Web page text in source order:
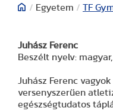
/ Egyetem / TF
Juhász Ferenc
Beszélt nyelv:
Juhász Ferenc
versenyszerűen
egészségtudatos